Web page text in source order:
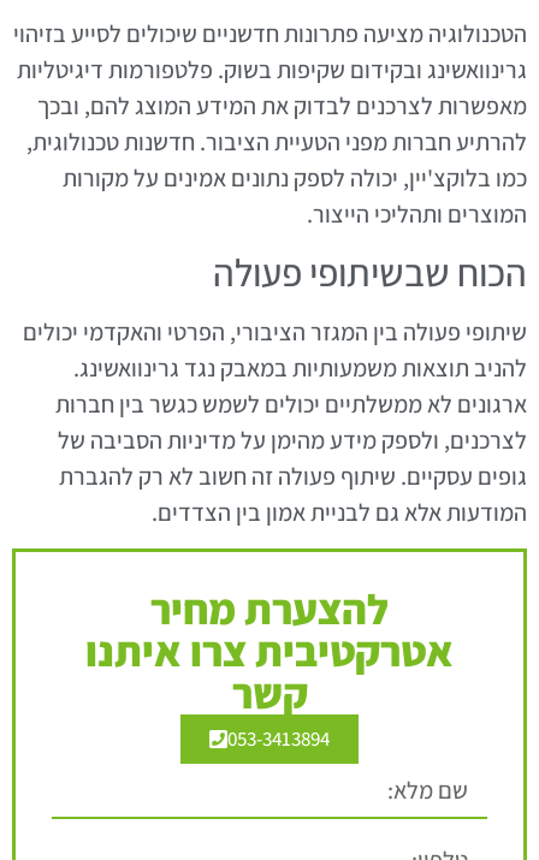
הטכנולוגיה מציעה פתרונות חדשניים שיכולים לסייע בזיהוי
גרינוואשינג ובקידום שקיפות בשוק. פלטפורמות דיגיטליות
מאפשרות לצרכנים לבדוק את המידע המוצג להם, ובכך
להרתיע חברות מפני הטעיית הציבור. חדשנות טכנולוגית,
כמו בלוקצ'יין, יכולה לספק נתונים אמינים על מקורות
המוצרים ותהליכי הייצור.
הכוח שבשיתופי פעולה
שיתופי פעולה בין המגזר הציבורי, הפרטי והאקדמי יכולים
להניב תוצאות משמעותיות במאבק נגד גרינוואשינג.
ארגונים לא ממשלתיים יכולים לשמש כגשר בין חברות
לצרכנים, ולספק מידע מהימן על מדיניות הסביבה של
גופים עסקיים. שיתוף פעולה זה חשוב לא רק להגברת
המודעות אלא גם לבניית אמון בין הצדדים.
להצערת מחיר
אטרקטיבית צרו איתנו
קשר
053-3413894